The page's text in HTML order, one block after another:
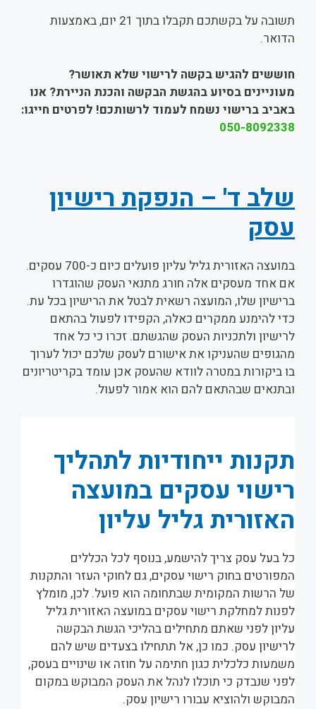
תשובה על בקשתכם תקבלו בתוך 21 יום, באמצעות
הדואר.
חוששים להגיש בקשה לרישוי שלא תאושר?
מעוניינים בסיוע בהגשת הבקשה והכנת הניירת? אנו
באביב ברישוי נשמח לעמוד לרשותכם! לפרטים חייגו:
050-8092338
שלב ד' – הנפקת רישיון
עסק
במועצה האזורית גליל עליון פועלים כיום כ-700 עסקים.
אם אחד מעסקים אלה חורג מתנאי העסק שהוגדרו
ברישיון שלו, המועצה רשאית לבטל את הרישיון בכל עת.
כדי להימנע ממקרים כאלה, הקפידו לפעול בהתאם
לרישיון ולתכניות העסק שהגשתם. זכרו כי כל אחד
מהגופים שהעניקו את אישורם לעסק שלכם יכול לערוך
בו ביקורות במטרה לוודא שהעסק אכן עומד בקריטריונים
ובתנאים שבהתאם להם הוא אמור לפעול.
תקנות ייחודיות לתהליך
רישוי עסקים במועצה
האזורית גליל עליון
כל בעל עסק צריך להישמע, בנוסף לכל הכללים
המפורטים בחוק רישוי עסקים, גם לחוקי העזר והתקנות
של הרשות המקומית שבתחומה הוא פועל. לכן, מומלץ
לפנות למחלקת רישוי עסקים במועצה האזורית גליל
עליון לפני שאתם מתחילים בהליכי הגשת הבקשה
לרישיון עסק. כמו כן, אל תתחילו בצעדים שיש להם
משמעות כלכלית כגון חתימה על חוזה או שינויים בעסק,
לפני שנבדק כי תוכלו לנהל את העסק המבוקש במקום
המבוקש ולהוציא עבורו רישיון עסק.